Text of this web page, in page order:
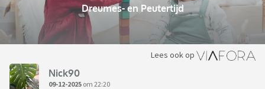
Dreumes- en Peutertijd
Lees ook op
Nick90
09-12-2025 om 22:20